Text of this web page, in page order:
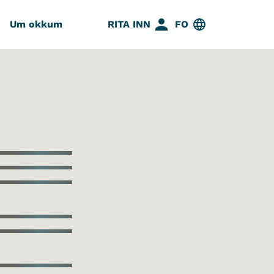
Um okkum RITA INN FO